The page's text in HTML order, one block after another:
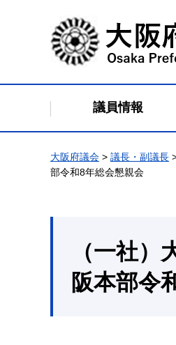
大阪府議会
議員情報
大阪府議会 > 議長・副議長
部令和8年総会懇親会
（一社
阪本部令